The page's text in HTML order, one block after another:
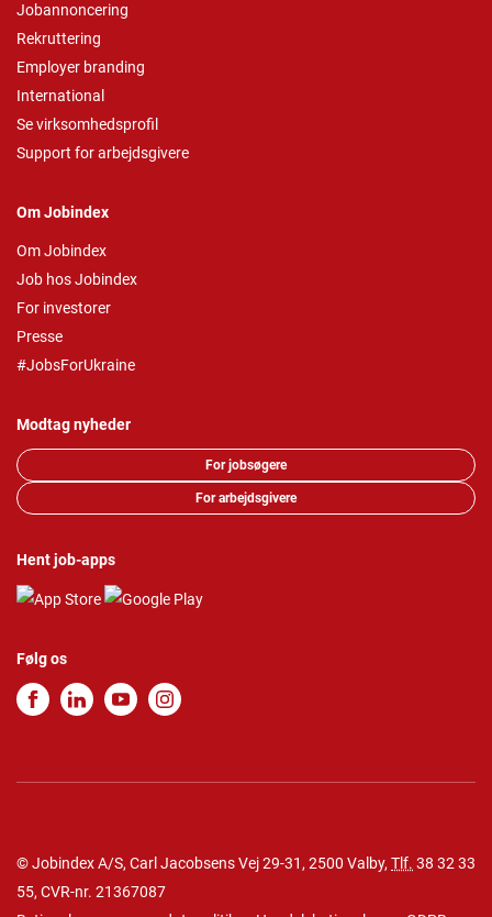
Jobannoncering
Rekruttering
Employer branding
International
Se virksomhedsprofil
Support for arbejdsgivere
Om Jobindex
Om Jobindex
Job hos Jobindex
For investorer
Presse
#JobsForUkraine
Modtag nyheder
For jobsøgere
For arbejdsgivere
Hent job-apps
Følg os
© Jobindex A/S, Carl Jacobsens Vej 29-31, 2500 Valby, Tlf. 38 32 33
55, CVR-nr. 21367087